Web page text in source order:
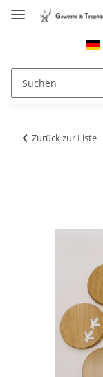
Zurück zur Liste